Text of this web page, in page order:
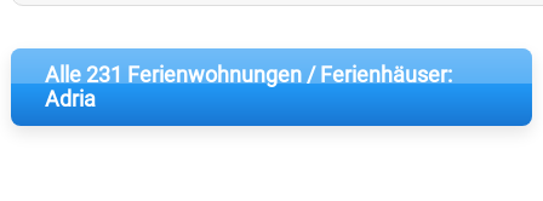
Alle 231 Ferienwohnungen / Ferienhäuser:
Adria